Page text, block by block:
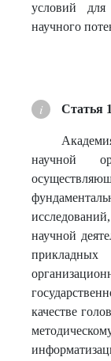
условий для
научного
Статья
научной
научной
прикладных
качестве